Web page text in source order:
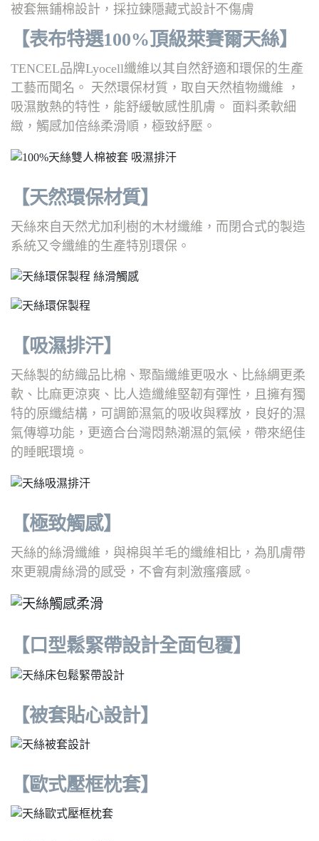
被套無鋪棉設計，採拉鍊隱藏式設計不傷膚
【表布特選100%頂級萊賽爾天絲】
TENCEL品牌Lyocell纖維以其自然舒適和環保的生產
工藝而聞名。 天然環保材質，取自天然植物纖維 ，
吸濕散熱的特性，能舒緩敏感性肌膚。 面料柔軟細
緻，觸感加倍絲柔滑順，極致紓壓。
【天然環保材質】
天絲來自天然尤加利樹的木材纖維，而閉合式的製造
系統又令纖維的生產特別環保。
【吸濕排汗】
天絲製的紡織品比棉、聚酯纖維更吸水、比絲綢更柔
軟、比麻更涼爽、比人造纖維堅韌有彈性，且擁有獨
特的原纖結構，可調節濕氣的吸收與釋放，良好的濕
氣傳導功能，更適合台灣悶熱潮濕的氣候，帶來絕佳
的睡眠環境。
【極致觸感】
天絲的絲滑纖維，與棉與羊毛的纖維相比，為肌膚帶
來更親膚絲滑的感受，不會有刺激瘙癢感。
【口型鬆緊帶設計全面包覆】
【被套貼心設計】
【歐式壓框枕套】